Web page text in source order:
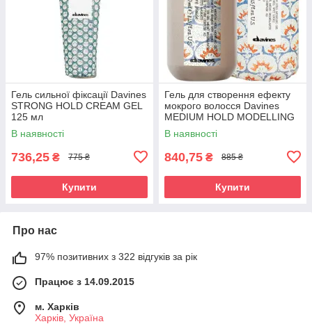
Гель сильної фіксації Davines
STRONG HOLD CREAM GEL
125 мл
В наявності
736,25 ₴ 775 ₴
Купити
Гель для створення ефекту
мокрого волосся Davines
MEDIUM HOLD MODELLING
GEL 250 мл
В наявності
840,75 ₴ 885 ₴
Купити
Про нас
97% позитивних з 322 відгуків за рік
Працює з 14.09.2015
м. Харків
Харків, Україна